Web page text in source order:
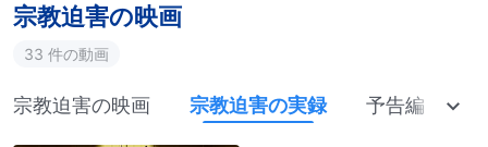
宗教迫害の映画
33 件の動画
宗教迫害の映画 宗教迫害の実録 予告編